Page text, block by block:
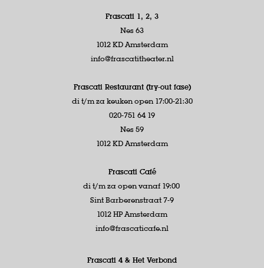
Frascati 1, 2, 3
Nes 63
1012 KD Amsterdam
info@frascatitheater.nl
Frascati Restaurant (try-out fase)
di t/m za keuken open 17:00-21:30
020-751 64 19
Nes 59
1012 KD Amsterdam
Frascati Café
di t/m za open vanaf 19:00
Sint Barberenstraat 7-9
1012 HP Amsterdam
info@frascaticafe.nl
Frascati 4 & Het Verbond